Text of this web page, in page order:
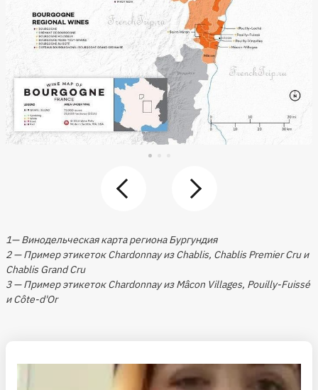
1— Винодельческая карта региона Бургундия
2 — Пример этикеток Сhardonnay из Chablis, Chablis Premier Cru и
Chablis Grand Cru
3 — Пример этикеток Сhardonnay из Mâcon Villages, Pouilly-Fuissé
и Côte-d'Or